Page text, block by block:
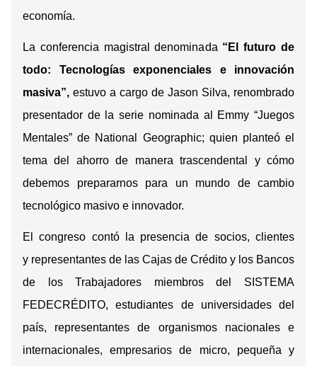
economía.
La conferencia magistral denominada “El futuro de
todo: Tecnologías exponenciales e innovación
masiva”, estuvo a cargo de Jason Silva, renombrado
presentador de la serie nominada al Emmy “Juegos
Mentales” de National Geographic; quien planteó el
tema del ahorro de manera trascendental y cómo
debemos prepararnos para un mundo de cambio
tecnológico masivo e innovador.
El congreso contó la presencia de socios, clientes
y representantes de las Cajas de Crédito y los Bancos
de los Trabajadores miembros del SISTEMA
FEDECRÉDITO, estudiantes de universidades del
país, representantes de organismos nacionales e
internacionales,empresarios de micro, pequeña y